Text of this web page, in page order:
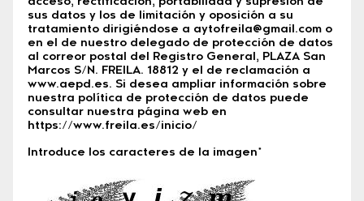
acceso, rectificación, portabilidad y supresión de
sus datos y los de limitación y oposición a su
tratamiento dirigiéndose a aytofreila@gmail.com o
en el de nuestro delegado de protección de datos
al correor postal del Registro General, PLAZA San
Marcos S/N. FREILA. 18812 y el de reclamación a
www.aepd.es. Si desea ampliar información sobre
nuestra política de protección de datos puede
consultar nuestra página web en
https://www.freila.es/inicio/
Introduce los caracteres de la imagen*